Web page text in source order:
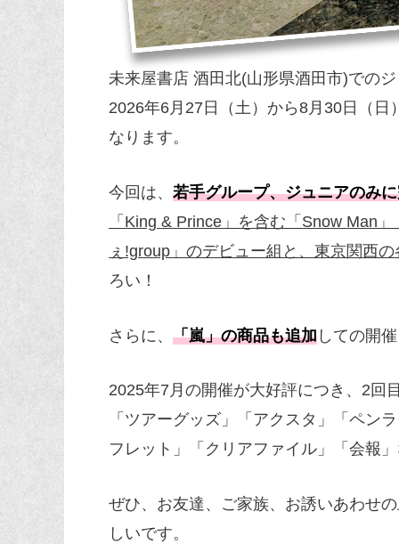
未来屋書店 酒田北(山形県酒田市)での
2026年6月27日（土）から8月30日（
なります。
今回は、 若手グループ、ジュニアのみ
「King & Prince」を含む「Snow Man
ぇ!group」のデビュー組と、東京関西
ろい！
さらに、 「嵐」の商品も追加 しての開
2025年7月の開催が大好評につき、2回
「ツアーグッズ」「アクスタ」「ペン
フレット」「クリアファイル」「会報
ぜひ、お友達、ご家族、お誘いあわせ
しいです。